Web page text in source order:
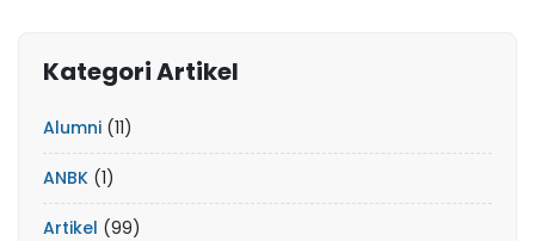
Kategori Artikel
Alumni (11)
ANBK (1)
Artikel (99)